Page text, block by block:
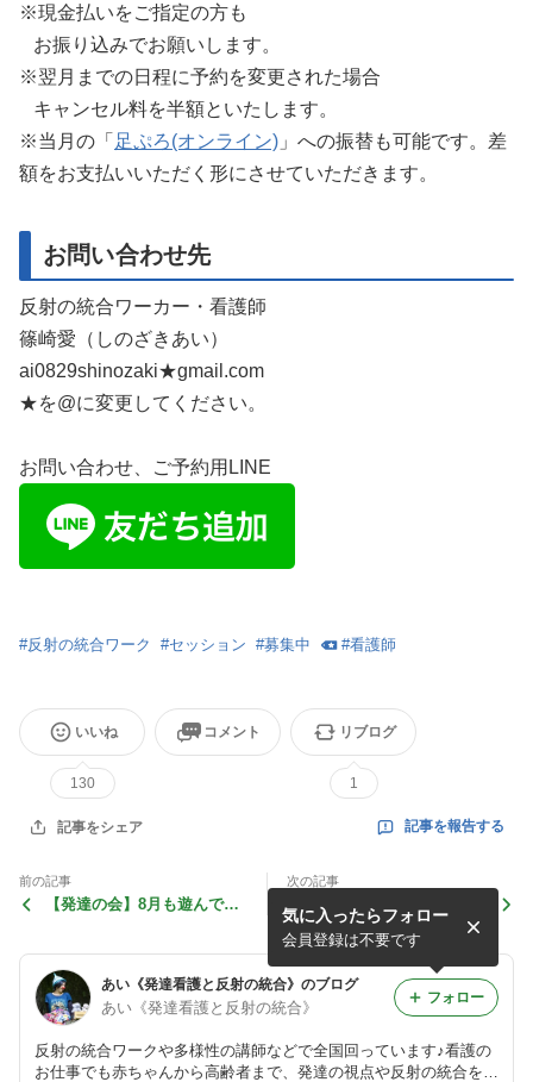
※現金払いをご指定の方も
お振り込みでお願いします。
※翌月までの日程に予約を変更された場合
キャンセル料を半額といたします。
※当月の「 足ぷろ(オンライン) 」への振替も可能です。差
額をお支払いいただく形にさせていただきます。
お問い合わせ先
反射の統合ワーカー・看護師
篠崎愛（しのざきあい）
ai0829shinozaki★gmail.com
★を@に変更してください。
お問い合わせ、ご予約用LINE
#反射の統合ワーク #セッション #募集中 #看護師
いいね
130
コメント リブログ
1
記事をシェア 記事を報告する
前の記事
【発達の会】8月も遊んでい
次の記事
【神戸】大きく育つ夏合宿の
ような企画 ご希望あります
か？
あい《発達看護と反射の統合》のブログ
あい《発達看護と反射の統合》
反射の統合ワークや多様性の講師などで全国回っています♪看護の
お仕事でも赤ちゃんから高齢者まで、発達の視点や反射の統合を取
気に入ったらフォロー
会員登録は不要です
フォロー